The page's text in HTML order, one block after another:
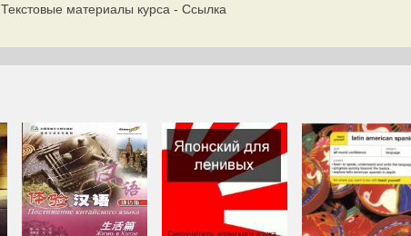
Текстовые материалы курса - Ссылка